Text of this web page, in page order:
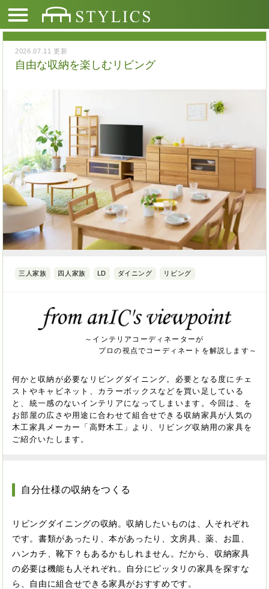
2026.07.11 更新
自由な収納を楽しむリビング
三人家族 四人家族 LD ダイニング リビング
～インテリアコーディネーターが
プロの視点でコーディネートを解説します～
何かと収納が必要なリビングダイニング。必要となる度にチェ
ストやキャビネット、カラーボックスなどを買い足している
と、統一感のないインテリアになってしまいます。今回は、を
お部屋の広さや用途に合わせて組合せできる収納家具が人気の
木工家具メーカー「高野木工」より、リビング収納用の家具を
ご紹介いたします。
自分仕様の収納をつくる
リビングダイニングの収納。収納したいものは、人それぞれ
です。書類があったり、本があったり、文房具、薬、お皿、
ハンカチ、靴下？もあるかもしれません。だから、収納家具
の必要は機能も人それぞれ。自分にピッタリの家具を探すな
ら、自由に組合せできる家具がおすすめです。